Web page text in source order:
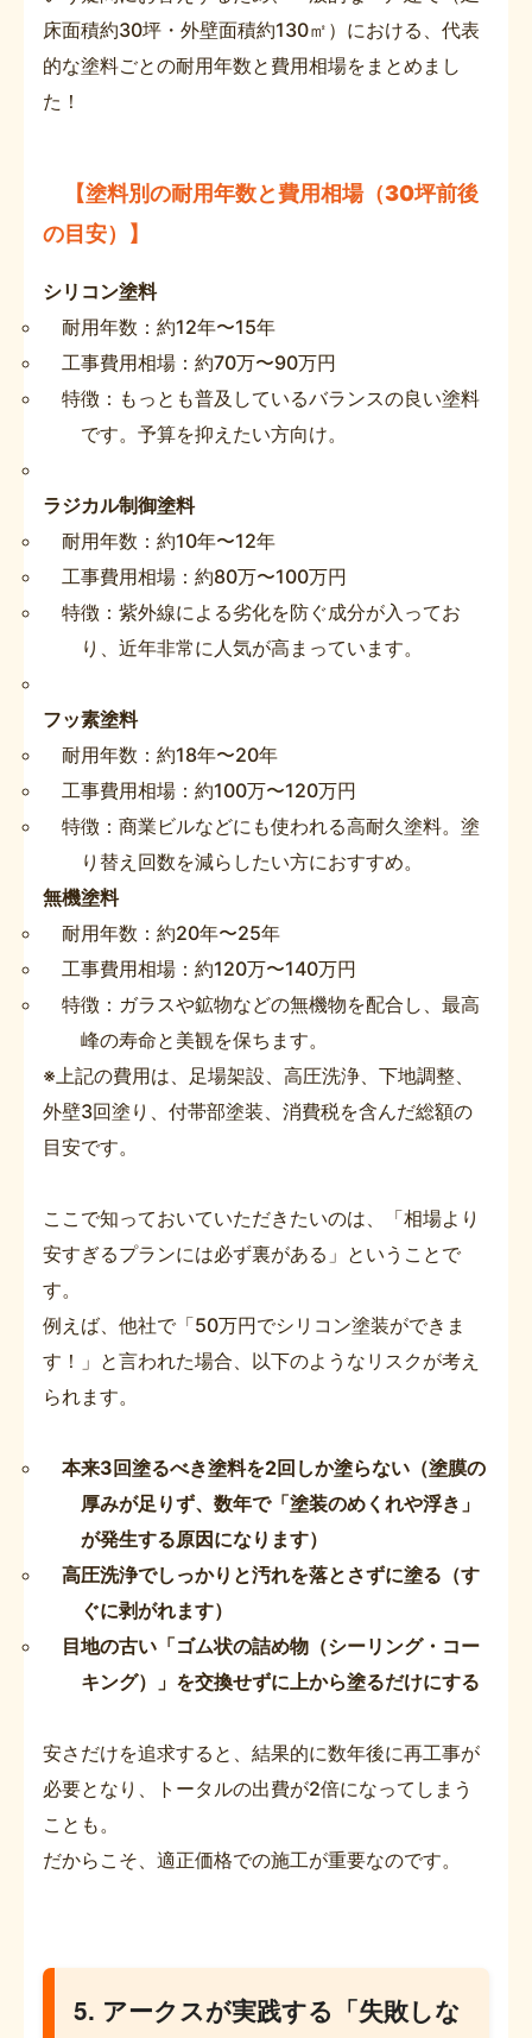
床面積約30坪・外壁面積約130㎡）における、代表
的な塗料ごとの耐用年数と費用相場をまとめまし
た！
【塗料別の耐用年数と費用相場（30坪前後
の目安）】
シリコン塗料
耐用年数：約12年〜15年
工事費用相場：約70万〜90万円
特徴：もっとも普及しているバランスの良い塗料
です。予算を抑えたい方向け。
ラジカル制御塗料
耐用年数：約10年〜12年
工事費用相場：約80万〜100万円
特徴：紫外線による劣化を防ぐ成分が入ってお
り、近年非常に人気が高まっています。
フッ素塗料
耐用年数：約18年〜20年
工事費用相場：約100万〜120万円
特徴：商業ビルなどにも使われる高耐久塗料。塗
り替え回数を減らしたい方におすすめ。
無機塗料
耐用年数：約20年〜25年
工事費用相場：約120万〜140万円
特徴：ガラスや鉱物などの無機物を配合し、最高
峰の寿命と美観を保ちます。
※上記の費用は、足場架設、高圧洗浄、下地調整、
外壁3回塗り、付帯部塗装、消費税を含んだ総額の
目安です。
ここで知っておいていただきたいのは、「相場より
安すぎるプランには必ず裏がある」ということで
す。
例えば、他社で「50万円でシリコン塗装ができま
す！」と言われた場合、以下のようなリスクが考え
られます。
本来3回塗るべき塗料を2回しか塗らない（塗膜の
厚みが足りず、数年で「塗装のめくれや浮き」
が発生する原因になります）
高圧洗浄でしっかりと汚れを落とさずに塗る（す
ぐに剥がれます）
目地の古い「ゴム状の詰め物（シーリング・コー
キング）」を交換せずに上から塗るだけにする
安さだけを追求すると、結果的に数年後に再工事が
必要となり、トータルの出費が2倍になってしまう
ことも。
だからこそ、適正価格での施工が重要なのです。
5. アークスが実践する「失敗しな